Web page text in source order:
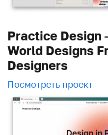
Practice Design
World Designs
Designers
Посмотреть проект